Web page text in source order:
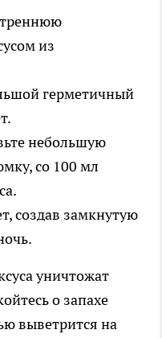
из
герметичный
небольшую
со 100 мл
создав замкнутую
уничтожат
о запахе
выветрится на